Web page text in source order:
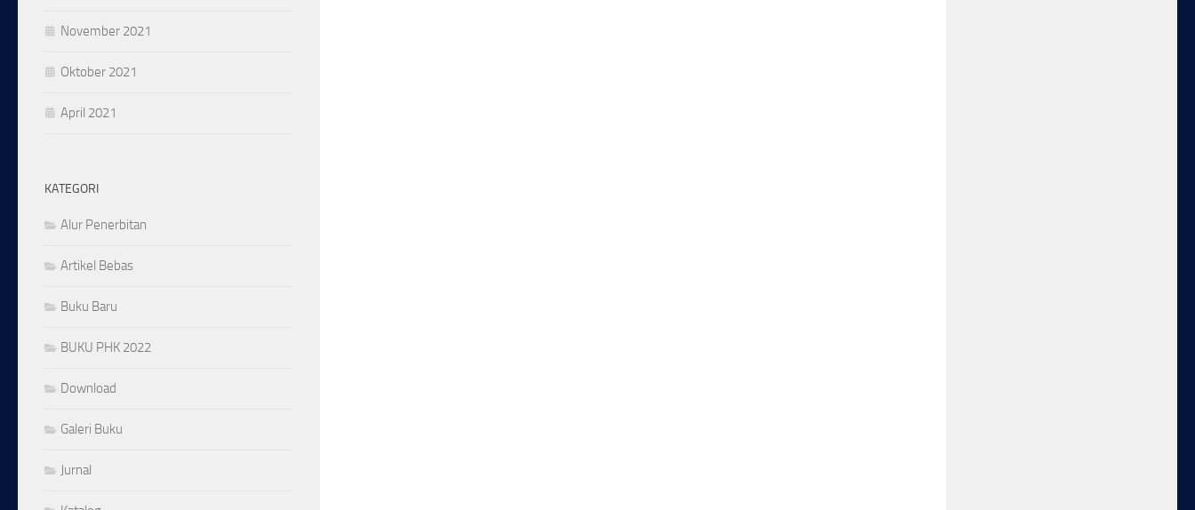
November 2021
Oktober 2021
April 2021
KATEGORI
Alur Penerbitan
Artikel Bebas
Buku Baru
BUKU PHK 2022
Download
Galeri Buku
Jurnal